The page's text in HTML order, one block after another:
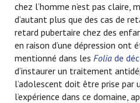
chez l’homme n’est pas claire,
d’autant plus que des cas de
retard pubertaire chez des
en raison d’une dépression ont
mentionné dans les Folia de
d’instaurer un traitement
l’adolescent doit être prise par
l’expérience dans ce domaine,